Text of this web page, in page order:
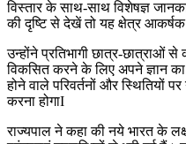
विस्तार के साथ-साथ विशेषज्ञ
की दृष्टि से देखें तो यह क्षेत्र
उन्होंने प्रतिभागी छात्र-
विकसित करने के लिए अपने ज्ञान
होने वाले परिवर्तनों और स्थितियों
करना होगाI
राज्यपाल ने कहा की नये भारत के